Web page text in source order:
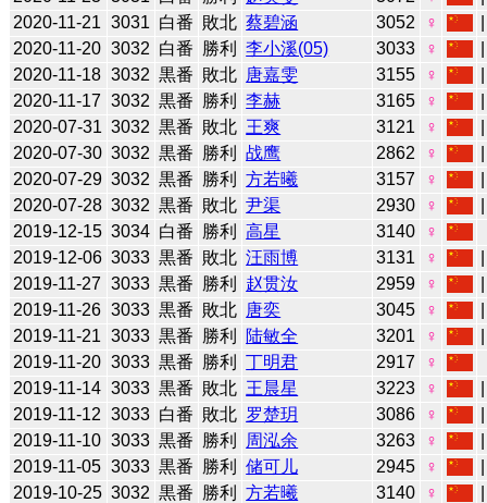
2020-11-21 3031 白番 敗北 蔡碧涵 3052 ♀
2020-11-20 3032 白番 勝利 李小溪(05) 3033 ♀
2020-11-18 3032 黒番 敗北 唐嘉雯 3155 ♀
2020-11-17 3032 黒番 勝利 李赫 3165 ♀
2020-07-31 3032 黒番 敗北 王爽 3121 ♀
2020-07-30 3032 黒番 勝利 战鹰 2862 ♀
2020-07-29 3032 黒番 勝利 方若曦 3157 ♀
2020-07-28 3032 黒番 敗北 尹渠 2930 ♀
2019-12-15 3034 白番 勝利 高星 3140
♀
2019-12-06 3033 黒番 敗北 汪雨博 3131 ♀
2019-11-27 3033 黒番 勝利 赵贯汝 2959 ♀
2019-11-26 3033 黒番 敗北 唐奕 3045 ♀
2019-11-21 3033 黒番 勝利 陆敏全 3201 ♀
2019-11-20 3033 黒番 勝利 丁明君 2917
♀
2019-11-14 3033 黒番 敗北 王晨星 3223 ♀
2019-11-12 3033 白番 敗北 罗楚玥 3086 ♀
2019-11-10 3033 黒番 勝利 周泓余 3263 ♀
2019-11-05 3033 黒番 勝利 储可儿 2945 ♀
2019-10-25 3032 黒番 勝利 方若曦 3140 ♀